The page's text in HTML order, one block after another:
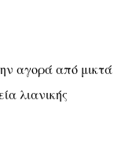
αγορά από μικτά
λιανικής